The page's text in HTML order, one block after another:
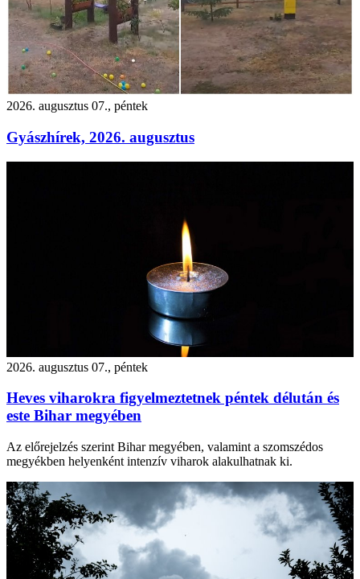
2026. augusztus 07., péntek
Gyászhírek, 2026. augusztus
2026. augusztus 07., péntek
Heves viharokra figyelmeztetnek péntek délután és
este Bihar megyében
Az előrejelzés szerint Bihar megyében, valamint a szomszédos
megyékben helyenként intenzív viharok alakulhatnak ki.